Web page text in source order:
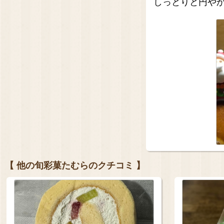
【 他の旬彩菓たむらのクチコミ 】